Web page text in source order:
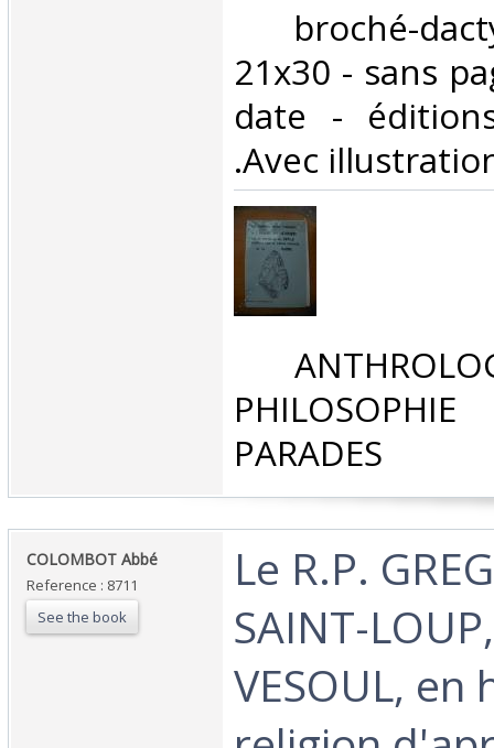
broché-
21x30 - sans
date -
.Avec
PHILOSOPHIE
PARADES‎
‎COLOMBOT Abbé ‎
Reference : 8711
See the book
‎Le R.P.
SAINT-
VESOUL, en